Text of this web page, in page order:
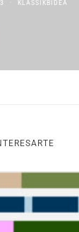
KLASSIKBIDEA